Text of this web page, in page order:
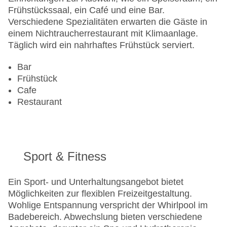
Mastercard, Visa
Landeskategorie: 4 Sterne
Frühstückssaal, ein Café und eine Bar.
Verschiedene Spezialitäten erwarten die Gäste in
einem Nichtraucherrestaurant mit Klimaanlage.
Täglich wird ein nahrhaftes Frühstück serviert.
Bar
Frühstück
Cafe
Restaurant
Sport & Fitness
Ein Sport- und Unterhaltungsangebot bietet
Möglichkeiten zur flexiblen Freizeitgestaltung.
Wohlige Entspannung verspricht der Whirlpool im
Badebereich. Abwechslung bieten verschiedene